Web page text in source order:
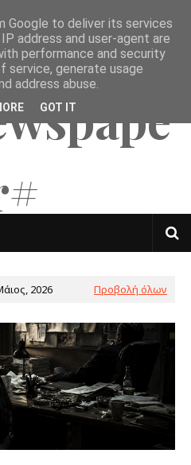
2026 Προβολή όλων
Google to deliver its services
address and user-agent are
performance and security
service, generate usage
address abuse.
GOT IT